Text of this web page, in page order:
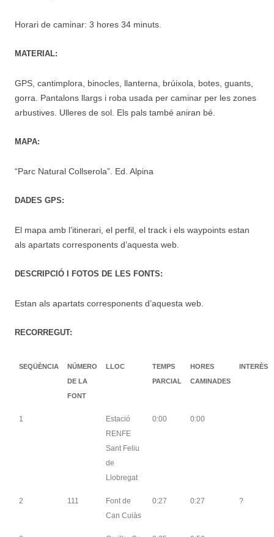
Horari de caminar: 3 hores 34 minuts.
MATERIAL:
GPS, cantimplora, binocles, llanterna, brúixola, botes, guants,
gorra. Pantalons llargs i roba usada per caminar per les zones
arbustives. Ulleres de sol. Els pals també aniran bé.
MAPA:
“Parc Natural Collserola”. Ed. Alpina
DADES GPS:
El mapa amb l’itinerari, el perfil, el track i els waypoints estan
als apartats corresponents d’aquesta web.
DESCRIPCIÓ I FOTOS DE LES FONTS:
Estan als apartats corresponents d’aquesta web.
RECORREGUT:
SEQÜÈNCIA
NÚMERO
DE LA
FONT
LLOC
TEMPS
PARCIAL
HORES
CAMINADES
INTERÈS
1
Estació
RENFE
Sant Feliu
de
Llobregat
0:00 0:00
2 111
Font de
Can Cuiàs
0:27 0:27 ?